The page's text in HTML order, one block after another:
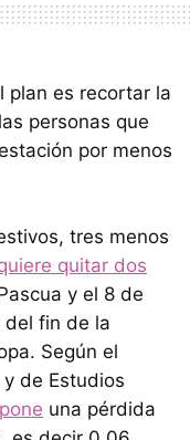
plan es recortar la
personas que
por menos
tres menos
quitar dos
y el 8 de
del fin de la
Según el
de Estudios
una pérdida